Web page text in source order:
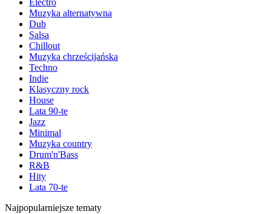
Electro
Muzyka alternatywna
Dub
Salsa
Chillout
Muzyka chrześcijańska
Techno
Indie
Klasyczny rock
House
Lata 90-te
Jazz
Minimal
Muzyka country
Drum'n'Bass
R&B
Hity
Lata 70-te
Najpopularniejsze tematy